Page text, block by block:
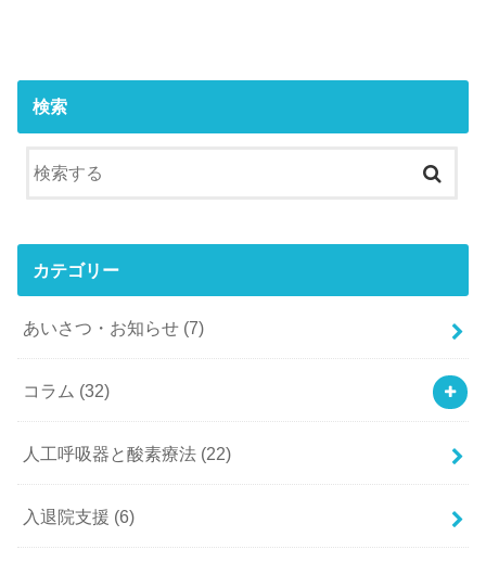
検索
カテゴリー
あいさつ・お知らせ (7)
コラム (32)
人工呼吸器と酸素療法 (22)
入退院支援 (6)